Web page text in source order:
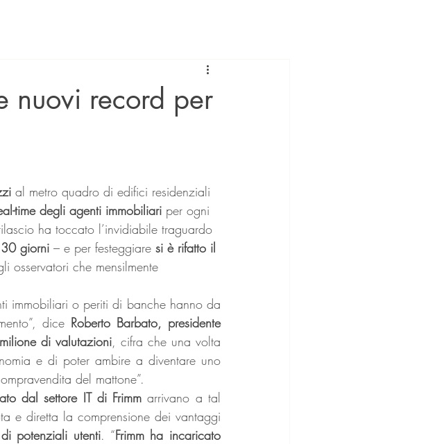
nuovi record per
al metro quadro di edifici residenziali
time degli agenti immobiliari per ogni
ha toccato l’invidiabile traguardo
giorni – e per festeggiare si è rifatto il
osservatori che mensilmente
immobiliari o periti di banche hanno da
dice Roberto Barbato, presidente
di valutazioni , cifra che una volta
e di poter ambire a diventare uno
del mattone”.
dal settore IT di Frimm arrivano a tal
e diretta la comprensione dei vantaggi
potenziali utenti. “Frimm ha incaricato